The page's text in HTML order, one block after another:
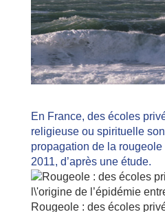
En France, des écoles
religieuse ou spirituelle
propagation de la
2011, d’après une étude.
Rougeole : des écoles